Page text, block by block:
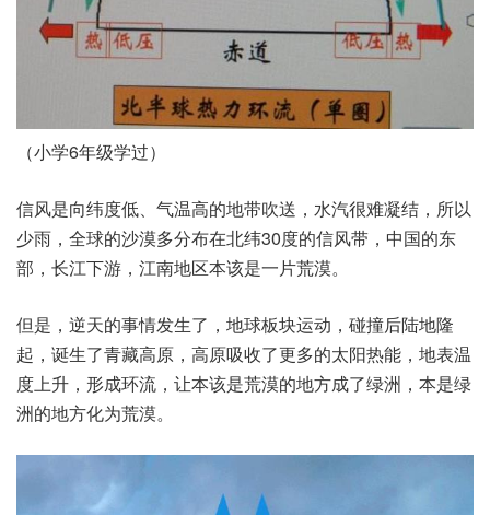
（小学6年级学过）
信风是向纬度低、气温高的地带吹送，水汽很难凝结，所以
少雨，全球的沙漠多分布在北纬30度的信风带，中国的东
部，长江下游，江南地区本该是一片荒漠。
但是，逆天的事情发生了，地球板块运动，碰撞后陆地隆
起，诞生了青藏高原，高原吸收了更多的太阳热能，地表温
度上升，形成环流，让本该是荒漠的地方成了绿洲，本是绿
洲的地方化为荒漠。